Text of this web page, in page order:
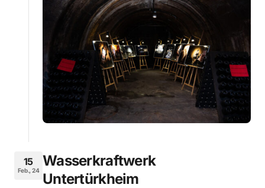
15
Feb., 24
Wasserkraftwerk
Untertürkheim